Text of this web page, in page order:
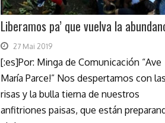
Liberamos pa’ que vuelva la
27 Mai 2019
[:es]Por: Minga de Comunicación “Ave
María Parce!” Nos despertamos con las
risas y la bulla tierna de nuestros
anfitriones paisas, que están